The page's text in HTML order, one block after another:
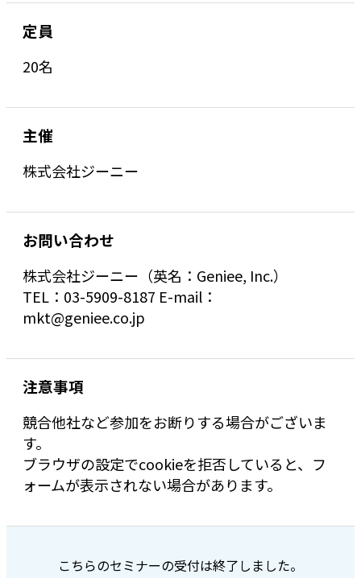
定員
20名
主催
株式会社ジーニー
お問い合わせ
株式会社ジーニー（英名：Geniee, Inc.）
TEL：03-5909-8187 E-mail：
mkt@geniee.co.jp
注意事項
競合他社など参加をお断りする場合がございま
す。
ブラウザの設定でcookieを拒否していると、フ
ォームが表示されない場合があります。
こちらのセミナーの受付は終了しました。